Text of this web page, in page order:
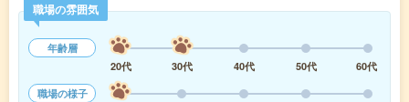
職場の雰囲気
年齢層
20代
30代 40代 50代
60代
職場の様子